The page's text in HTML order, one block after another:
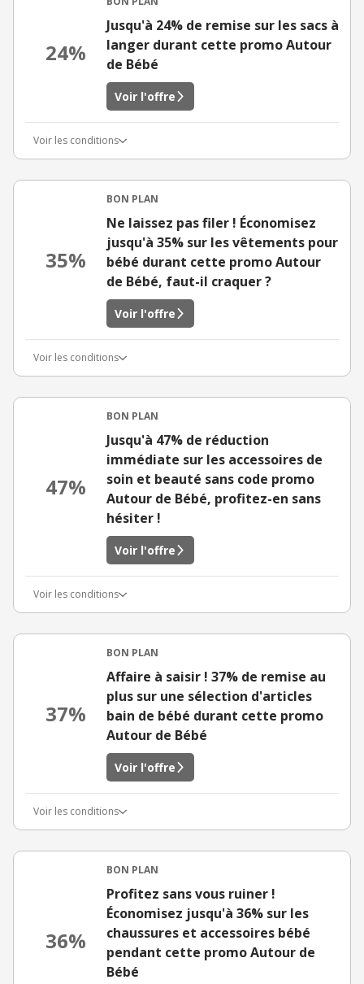
24%
Jusqu'à 24% de remise sur les sacs à
langer durant cette promo Autour
de Bébé
Voir l'offre
Voir les conditions
35%
BON PLAN
Ne laissez pas filer ! Économisez
jusqu'à 35% sur les vêtements pour
bébé durant cette promo Autour
de Bébé, faut-il craquer ?
Voir l'offre
Voir les conditions
47%
BON PLAN
Jusqu'à 47% de réduction
immédiate sur les accessoires de
soin et beauté sans code promo
Autour de Bébé, profitez-en sans
hésiter !
Voir l'offre
Voir les conditions
37%
BON PLAN
Affaire à saisir ! 37% de remise au
plus sur une sélection d'articles
bain de bébé durant cette promo
Autour de Bébé
Voir l'offre
Voir les conditions
36%
BON PLAN
Profitez sans vous ruiner !
Économisez jusqu'à 36% sur les
chaussures et accessoires bébé
pendant cette promo Autour de
Bébé